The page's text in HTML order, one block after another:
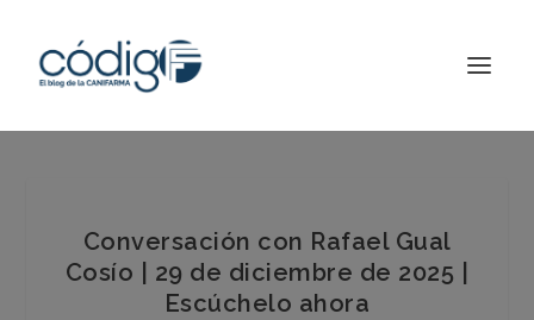
Conversación con Rafael Gual
Cosío | 29 de diciembre de 2025 |
Escúchelo ahora